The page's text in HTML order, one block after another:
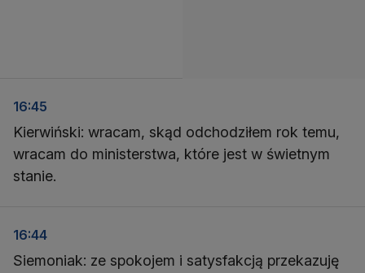
16:45
Kierwiński: wracam, skąd odchodziłem rok temu,
wracam do ministerstwa, które jest w świetnym
stanie.
16:44
Siemoniak: ze spokojem i satysfakcją przekazuję